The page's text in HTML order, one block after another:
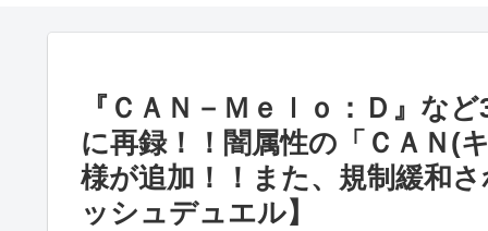
『ＣＡＮ－Ｍｅｌｏ：Ｄ』な
に再録！！闇属性の「ＣＡＮ(
様が追加！！また、規制緩和
ッシュデュエル】